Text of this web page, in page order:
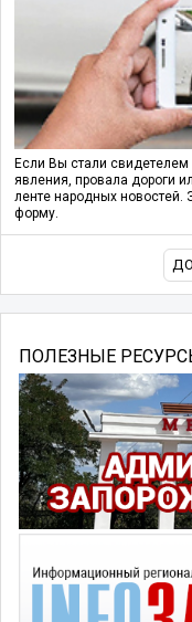
Если Вы стали
явления, провала дороги
ленте народных новостей.
форму.
ПОЛЕЗНЫЕ